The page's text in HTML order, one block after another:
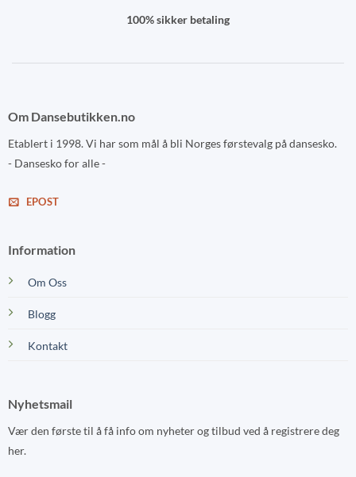
100% sikker betaling
Om Dansebutikken.no
Etablert i 1998. Vi har som mål å bli Norges førstevalg på dansesko.
- Dansesko for alle -
EPOST
Information
Om Oss
Blogg
Kontakt
Nyhetsmail
Vær den første til å få info om nyheter og tilbud ved å registrere deg
her.